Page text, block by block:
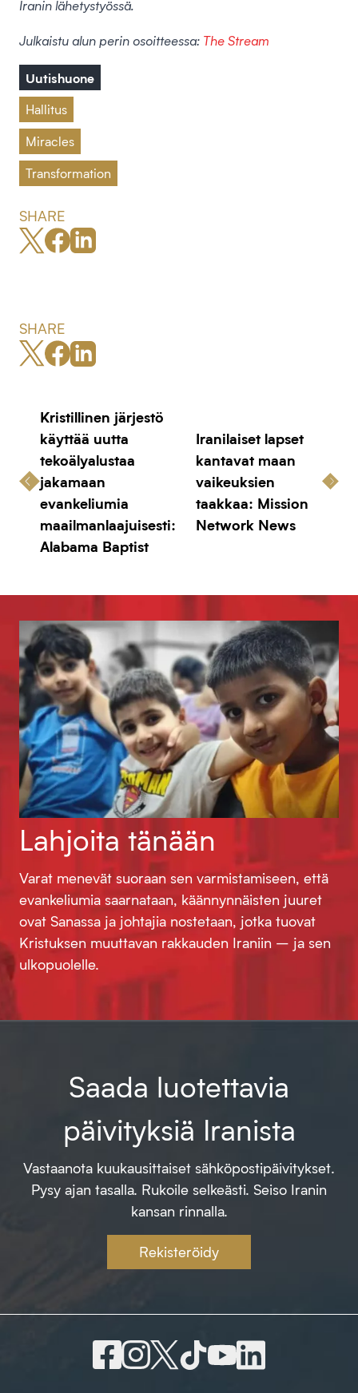
Iranin lähetystyössä.
Julkaistu alun perin osoitteessa: The Stream
Uutishuone
Hallitus
Miracles
Transformation
SHARE
SHARE
Kristillinen järjestö
käyttää uutta
tekoälyalustaa
jakamaan
evankeliumia
maailmanlaajuisesti:
Alabama Baptist
Iranilaiset lapset
kantavat maan
vaikeuksien
taakkaa: Mission
Network News
Lahjoita tänään
Varat menevät suoraan sen varmistamiseen, että
evankeliumia saarnataan, käännynnäisten juuret
ovat Sanassa ja johtajia nostetaan, jotka tuovat
Kristuksen muuttavan rakkauden Iraniin – ja sen
ulkopuolelle.
Saada luotettavia
päivityksiä Iranista
Vastaanota kuukausittaiset sähköpostipäivitykset.
Pysy ajan tasalla. Rukoile selkeästi. Seiso Iranin
kansan rinnalla.
Rekisteröidy